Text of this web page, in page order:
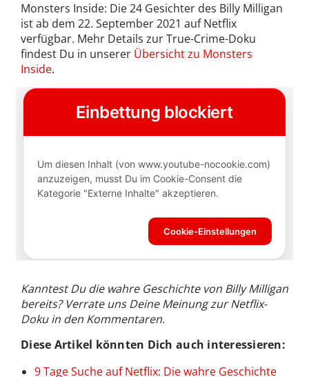
Monsters Inside: Die 24 Gesichter des Billy Milligan
ist ab dem 22. September 2021 auf Netflix
verfügbar. Mehr Details zur True-Crime-Doku
findest Du in unserer Übersicht zu Monsters
Inside.
Kanntest Du die wahre Geschichte von Billy Milligan
bereits? Verrate uns Deine Meinung zur Netflix-
Doku in den Kommentaren.
Diese Artikel könnten Dich auch interessieren:
9 Tage Suche auf Netflix: Die wahre Geschichte